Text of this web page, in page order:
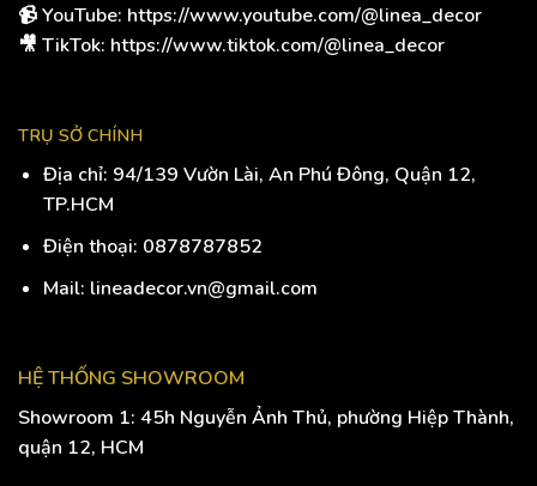
📹 YouTube: https://www.youtube.com/@linea_decor
🎥 TikTok: https://www.tiktok.com/@linea_decor
TRỤ SỞ CHÍNH
Địa chỉ: 94/139 Vườn Lài, An Phú Đông, Quận 12,
TP.HCM
Điện thoại: 0878787852
Mail: lineadecor.vn@gmail.com
HỆ THỐNG SHOWROOM
Showroom 1: 45h Nguyễn Ảnh Thủ, phường Hiệp Thành,
quận 12, HCM